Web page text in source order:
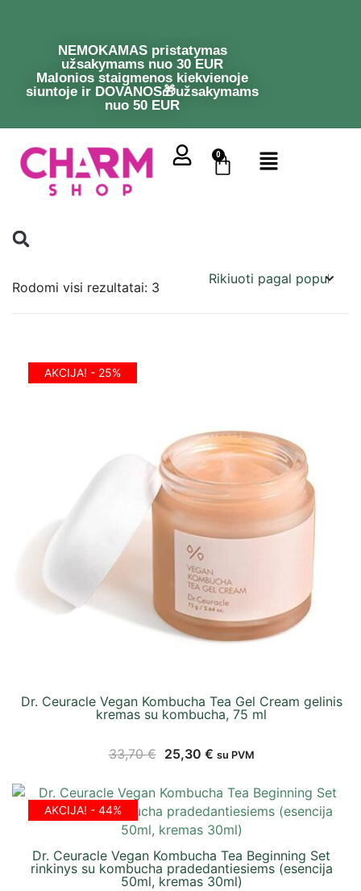
NEMOKAMAS pristatymas
užsakymams nuo 30 EUR
Malonios staigmenos kiekvienoje
siuntoje ir DOVANOS🎁užsakymams
nuo 50 EUR
0
Rodomi visi rezultatai: 3
AKCIJA! - 25%
Dr. Ceuracle Vegan Kombucha Tea Gel Cream gelinis
kremas su kombucha, 75 ml
33,70€ 25,30 € su PVM
AKCIJA! - 44%
Dr. Ceuracle Vegan Kombucha Tea Beginning Set
rinkinys su kombucha pradedantiesiems (esencija
50ml, kremas 30ml)